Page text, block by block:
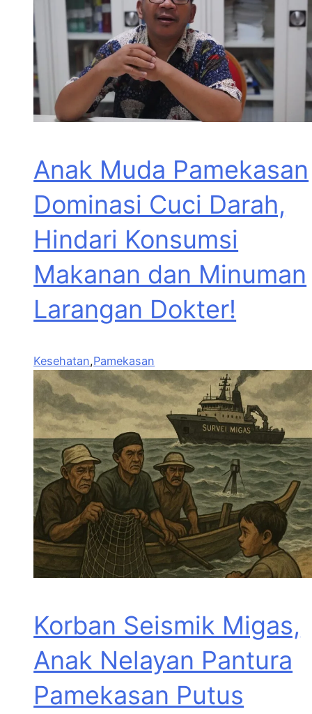
Anak Muda Pamekasan
Dominasi Cuci Darah,
Hindari Konsumsi
Makanan dan Minuman
Larangan Dokter!
Kesehatan,Pamekasan
Korban Seismik Migas,
Anak Nelayan Pantura
Pamekasan Putus